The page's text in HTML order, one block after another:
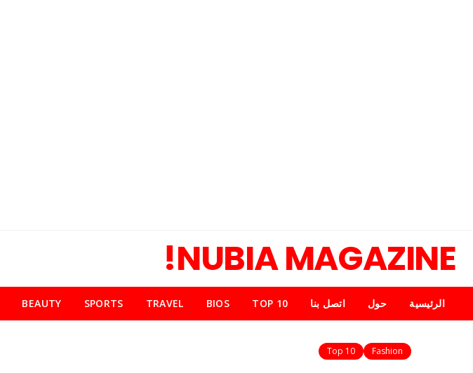
NUBIA MAGAZINE!
الرئيسية حول اتصل بنا TOP 10
BIOS
TRAVEL
SPORTS
BEAUTY
Fashion
Top 10